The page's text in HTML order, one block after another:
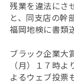
残業を違法にさ
と、同支店の幹
福岡地検に書類
ブラック企業大
（月）１７時
よるウェブ投票